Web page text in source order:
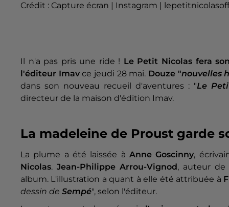
Crédit : Capture écran | Instagram |
Il n'a pas pris une ride ! Le Petit Nicolas fera
l'éditeur Imavce jeudi 28 mai. Douze "nouvelles
dans son nouveau recueil d'aventures : "Le
directeur de la maison d'édition Imav.
La madeleine de Proust garde
La plume a été laissée àAnne Goscinny,
Nicolas.Jean-Philippe Arrou-Vignod, auteur de
album. L'illustration a quant à elle été attribuée à
dessin de Sempé", selon l'éditeur.